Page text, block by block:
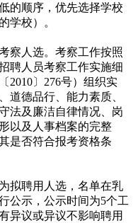
的顺序，优先选择学校
学校）。
察人选。考察工作按照
聘人员考察工作实施细
2010〕276号）组织实
道德品行、能力素质、
法及廉洁自律情况、岗
以及人事档案的完整
是否符合报考资格条
拟聘用人选，名单在乳
公示，公示时间为5个工
异议或异议不影响聘用